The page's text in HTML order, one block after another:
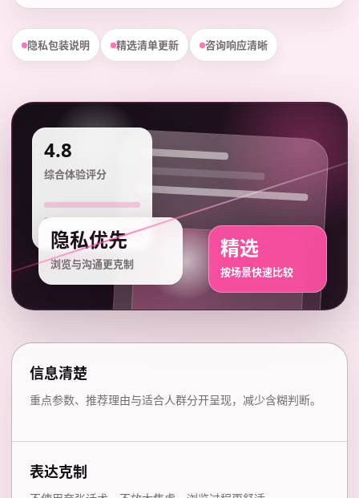
隐私包装说明 精选清单更新 咨询响应清晰
4.8
综合体验评分
隐私优先
浏览与沟通更克制
精选
按场景快速比较
信息清楚
重点参数、推荐理由与适合人群分开呈现，减少含糊判断。
表达克制